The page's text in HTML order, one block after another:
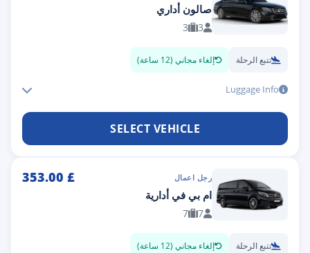
صالون أداري
3
3
تتبع الرحلة إلغاء مجاني (12 ساعة)
Luggage Info
SELECT VEHICLE
رجل اعمال £
353.00
ام بي في أدارية
7
7
تتبع الرحلة إلغاء مجاني (12 ساعة)